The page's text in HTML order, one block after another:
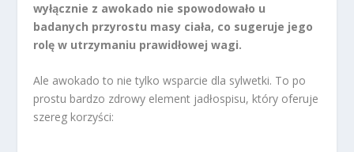
wyłącznie z awokado nie spowodowało u
badanych przyrostu masy ciała, co sugeruje jego
rolę w utrzymaniu prawidłowej wagi.
Ale awokado to nie tylko wsparcie dla sylwetki. To po
prostu bardzo zdrowy element jadłospisu, który oferuje
szereg korzyści: